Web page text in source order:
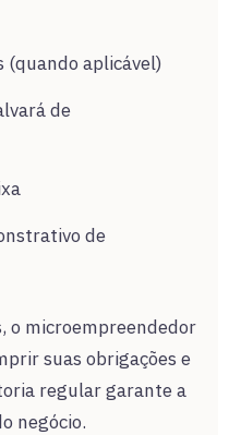
(quando aplicável)
de
de
o microempreendedor
suas obrigações e
regular garante a
negócio.